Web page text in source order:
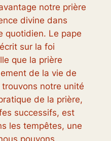
notre prière
divine dans
quotidien. Le pape
sur la foi
que la prière
de la vie de
notre unité
de la prière,
successifs, est
les tempêtes, une